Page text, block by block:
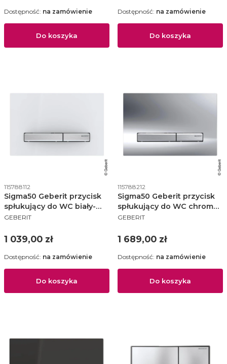
Do koszyka
Dostępność: na zamówienie
Do koszyka
Dostępność: na zamówienie
Kod produktu
115788112
Sigma50 Geberit przycisk
spłukujący do WC biały-
alpin
PRODUCENT
GEBERIT
Cena
1 039,00 zł
Do koszyka
Dostępność: na zamówienie
Kod produktu
115788212
Sigma50 Geberit przycisk
spłukujący do WC chrom
błyszczący
PRODUCENT
GEBERIT
Cena
1 689,00 zł
Do koszyka
Dostępność: na zamówienie